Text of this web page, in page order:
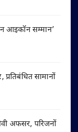
आइकॉन सम्मान’
सामानों
अफसर, परिजनों